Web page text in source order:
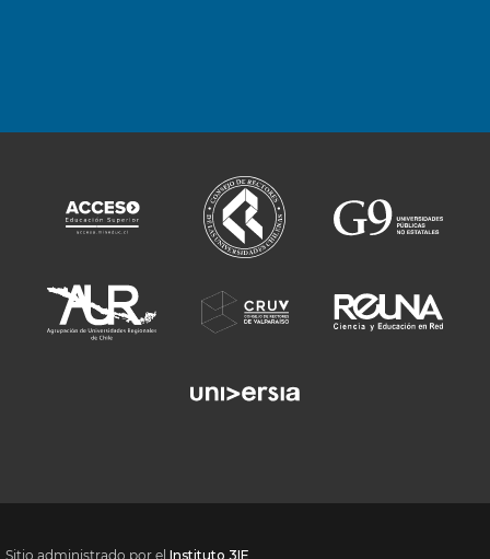
Sitio administrado por el Instituto 3IE